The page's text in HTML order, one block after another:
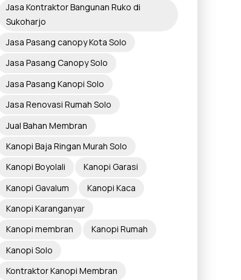
Jasa Kontraktor Bangunan Ruko di
Sukoharjo
Jasa Pasang canopy Kota Solo
Jasa Pasang Canopy Solo
Jasa Pasang Kanopi Solo
Jasa Renovasi Rumah Solo
Jual Bahan Membran
Kanopi Baja Ringan Murah Solo
Kanopi Boyolali
Kanopi Garasi
Kanopi Gavalum
Kanopi Kaca
Kanopi Karanganyar
Kanopi membran
Kanopi Rumah
Kanopi Solo
Kontraktor Kanopi Membran